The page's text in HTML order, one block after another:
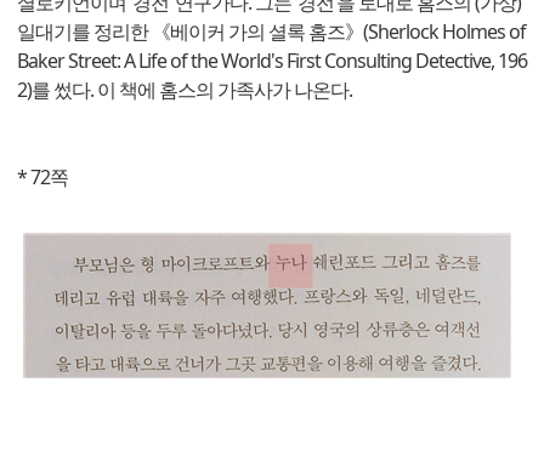
일대기를 정리한 《베이커 가의 셜록 홈즈》(Sherlock Holmes of
Baker Street: A Life of the World's First Consulting Detective, 196
2)를 썼다. 이 책에 홈스의 가족사가 나온다.
* 72쪽